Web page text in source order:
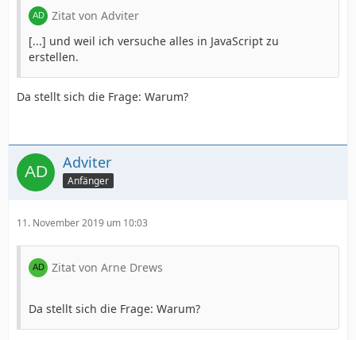
Zitat von Adviter
[...] und weil ich versuche alles in JavaScript zu
erstellen.
Da stellt sich die Frage: Warum?
Adviter
Anfänger
11. November 2019 um 10:03
Zitat von Arne Drews
Da stellt sich die Frage: Warum?